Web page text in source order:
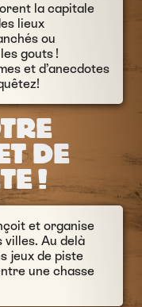
la capitale
lieux
ou
gouts !
et d’anecdotes
DE
!
et organise
villes. Au delà
jeux de piste
une chasse